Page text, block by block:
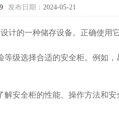
发布日期： 2024-05-21
计的一种储存设备。正确使用
级选择合适的安全柜。例如，
安全柜的性能、操作方法和安